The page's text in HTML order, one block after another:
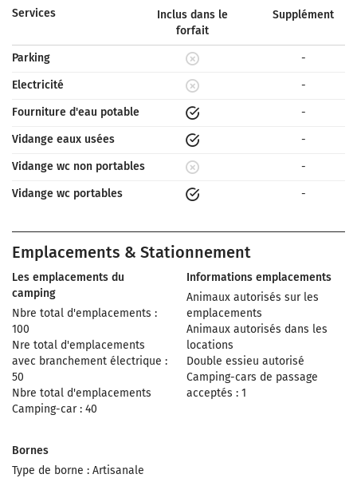
Services
Inclus dans le
forfait
Supplément
Parking
-
Electricité
-
Fourniture d'eau potable
-
Vidange eaux usées
-
Vidange wc non portables
-
Vidange wc portables
-
Emplacements & Stationnement
Les emplacements du
camping
Nbre total d'emplacements :
100
Nre total d'emplacements
avec branchement électrique :
50
Nbre total d'emplacements
Camping-car : 40
Informations emplacements
Animaux autorisés sur les
emplacements
Animaux autorisés dans les
locations
Double essieu autorisé
Camping-cars de passage
acceptés : 1
Bornes
Type de borne : Artisanale